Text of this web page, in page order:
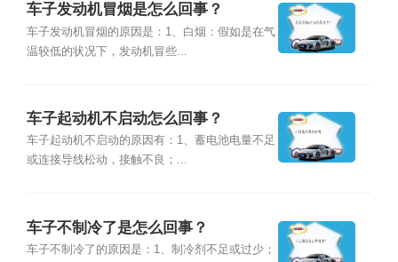
车子发动机冒烟是怎么回事？
车子发动机冒烟的原因是：1、白烟：假如是在气
温较低的状况下，发动机冒些...
车子起动机不启动怎么回事？
车子起动机不启动的原因有：1、蓄电池电量不足
或连接导线松动，接触不良；...
车子不制冷了是怎么回事？
车子不制冷了的原因是：1、制冷剂不足或过少；